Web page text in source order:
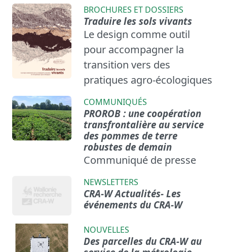
BROCHURES ET DOSSIERS
Traduire les sols vivants
Le design comme outil
pour accompagner la
transition vers des
pratiques agro-écologiques
COMMUNIQUÉS
PROROB : une coopération
transfrontalière au service
des pommes de terre
robustes de demain
Communiqué de presse
NEWSLETTERS
CRA-W Actualités- Les
événements du CRA-W
NOUVELLES
Des parcelles du CRA-W au